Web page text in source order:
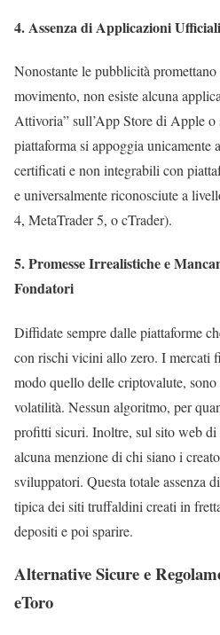
4. Assenza di Applicazioni Ufficiali
Nonostante le pubblicità
movimento, non esiste alcuna
Attivoria” sull’App Store di Apple
piattaforma si appoggia
certificati e non integrabili con
e universalmente riconosciute a
4, MetaTrader 5, o cTrader).
5. Promesse Irrealistiche e
Fondatori
Diffidate sempre dalle piattaforme
con rischi vicini allo zero. I mercati
modo quello delle criptovalute, sono
volatilità. Nessun algoritmo, per
profitti sicuri. Inoltre, sul sito web
alcuna menzione di chi siano i
sviluppatori. Questa totale assenza
tipica dei siti truffaldini creati in
depositi e poi sparire.
Alternative Sicure e
eToro